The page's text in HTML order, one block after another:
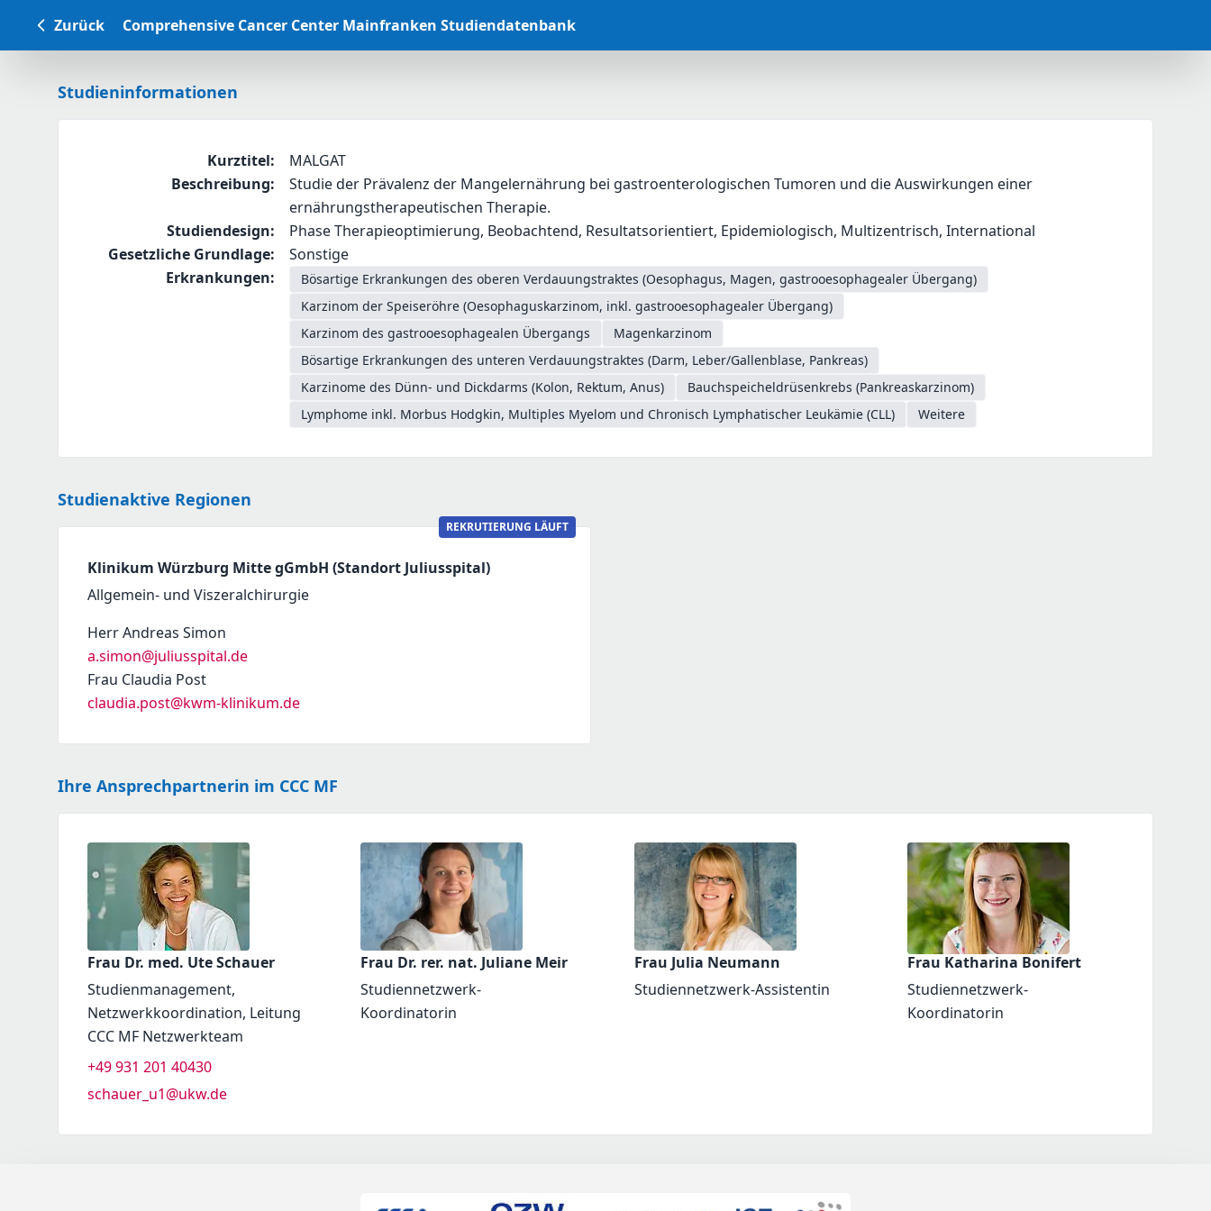
Zurück Comprehensive Cancer Center Mainfranken Studiendatenbank
Studieninformationen
Kurztitel:
MALGAT
Beschreibung:
Studie der Prävalenz der Mangelernährung bei gastroenterologischen Tumoren und die Auswirkungen einer
ernährungstherapeutischen Therapie.
Studiendesign:
Phase Therapieoptimierung, Beobachtend, Resultatsorientiert, Epidemiologisch, Multizentrisch, International
Gesetzliche Grundlage:
Sonstige
Erkrankungen:
Bösartige Erkrankungen des oberen Verdauungstraktes (Oesophagus, Magen, gastrooesophagealer Übergang)
Karzinom der Speiseröhre (Oesophaguskarzinom, inkl. gastrooesophagealer Übergang)
Karzinom des gastrooesophagealen Übergangs
Magenkarzinom
Bösartige Erkrankungen des unteren Verdauungstraktes (Darm, Leber/Gallenblase, Pankreas)
Karzinome des Dünn- und Dickdarms (Kolon, Rektum, Anus)
Bauchspeicheldrüsenkrebs (Pankreaskarzinom)
Lymphome inkl. Morbus Hodgkin, Multiples Myelom und Chronisch Lymphatischer Leukämie (CLL)
Weitere
Studienaktive Regionen
REKRUTIERUNG LÄUFT
Klinikum Würzburg Mitte gGmbH (Standort Juliusspital)
Allgemein- und Viszeralchirurgie
Herr Andreas Simon
a.simon@juliusspital.de
Frau Claudia Post
claudia.post@kwm-klinikum.de
Ihre Ansprechpartnerin im CCC MF
Frau Dr. med. Ute Schauer
Studienmanagement,
Netzwerkkoordination, Leitung
CCC MF Netzwerkteam
+49 931 201 40430
schauer_u1@ukw.de
Frau Dr. rer. nat. Juliane Meir
Studiennetzwerk-
Koordinatorin
Frau Julia Neumann
Studiennetzwerk-Assistentin
Frau Katharina Bonifert
Studiennetzwerk-
Koordinatorin